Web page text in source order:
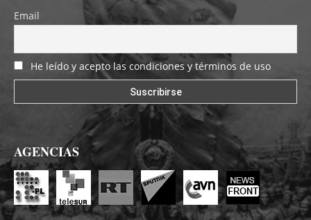
Email
He leído y acepto las condiciones y términos de uso
AGENCIAS